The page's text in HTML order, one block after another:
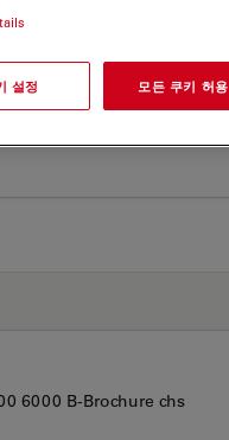
6000 B-Brochure chs
설정 모든 쿠키 허용